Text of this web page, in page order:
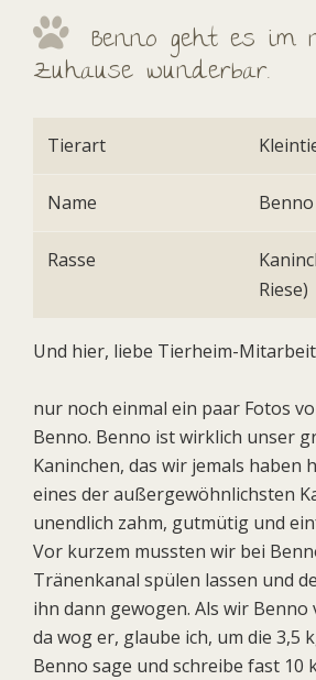
Benno geht es im
Zuhause wunderbar.
Tierart
Name Benno
Rasse
Riese)
Und hier, liebe Tierheim-
nur noch einmal ein paar Fotos
Benno. Benno ist wirklich unser
Kaninchen, das wir jemals haben
eines der außergewöhnlichsten
unendlich zahm, gutmütig und
Vor kurzem mussten wir bei
Tränenkanal spülen lassen und
ihn dann gewogen. Als wir Benno
da wog er, glaube ich, um die 3,5
Benno sage und schreibe fast 10